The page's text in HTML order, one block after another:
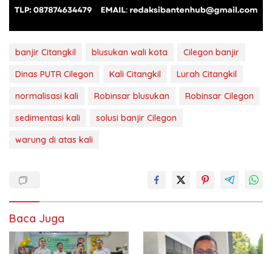
banjir Citangkil blusukan wali kota
Cilegon banjir
Dinas PUTR Cilegon
Kali Citangkil
Lurah Citangkil
normalisasi kali
Robinsar blusukan
Robinsar Cilegon
sedimentasi kali
solusi banjir Cilegon
warung di atas kali
Baca Juga